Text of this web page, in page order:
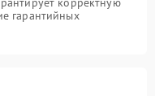
гарантийных